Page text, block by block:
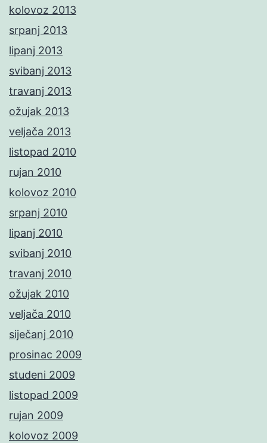
kolovoz 2013
srpanj 2013
lipanj 2013
svibanj 2013
travanj 2013
ožujak 2013
veljača 2013
listopad 2010
rujan 2010
kolovoz 2010
srpanj 2010
lipanj 2010
svibanj 2010
travanj 2010
ožujak 2010
veljača 2010
siječanj 2010
prosinac 2009
studeni 2009
listopad 2009
rujan 2009
kolovoz 2009